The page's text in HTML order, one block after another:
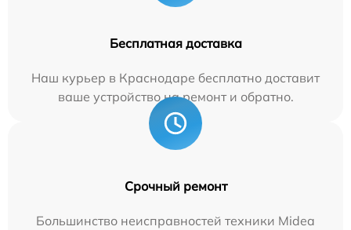
Бесплатная доставка
Наш курьер в Краснодаре бесплатно доставит
ваше устройство на ремонт и обратно.
Срочный ремонт
Большинство неисправностей техники Midea